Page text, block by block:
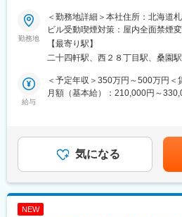
さを両立できます。
■教育体制
入社後は2日間のオンライン基礎研
制を整えています。
担当など多様なキャリアステップ
■概要
調剤薬局“なの花薬局”を全国に展
て、医薬品の在庫管理システムを
立ち上げました。
今回は、弊社システムの更なる拡
ルスのポジションを募集します。
要なポジションです。
付や電話でのアポイント取得を通
ぐ「橋渡し」がミッション。契約
ませんので、電話対応やコミュニ
勤務地
＜勤務地詳細＞本社住所：北海道
ビル受動喫煙対策：屋内全面禁煙
所（リモートワーク含む）
【最寄り駅】
二十四軒駅、西２８丁目駅、桑園駅
給与
＜予定年収＞350万円～500万円＜
月額（基本給）：210,000円～
も目安の金額であり、選考を通じ
月給(月額)は固定手当を含めた表記
気になる
NEW